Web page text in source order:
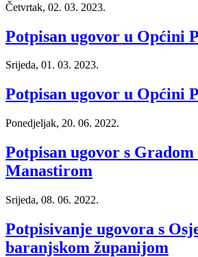
Četvrtak, 02. 03. 2023.
Potpisan ugovor u Općini
Srijeda, 01. 03. 2023.
Potpisan ugovor u Općini
Ponedjeljak, 20. 06. 2022.
Potpisan ugovor s
Manastirom
Srijeda, 08. 06. 2022.
Potpisivanje ugovora s
baranjskom županijom